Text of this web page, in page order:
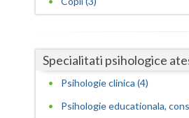
Suceava
Timis
Specialitati psihologice
Psihologie clinica (4)
Psihologie educationala,